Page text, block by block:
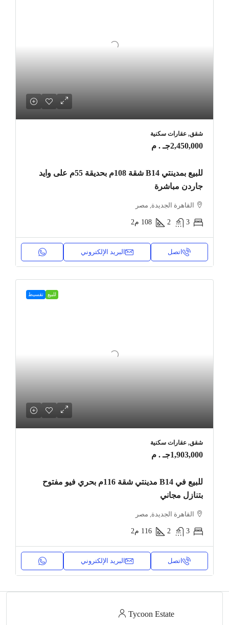
شقق, عقارات سكنية
2,450,000جـ . م
للبيع بمدينتي B14 شقة 108م بحديقة 55م على وايد
جاردن مباشرة
القاهرة الجديدة, مصر
3
2
108 م2
اتصل البريد الإلكتروني
للبيع تقسيط
شقق, عقارات سكنية
1,903,000جـ . م
للبيع في B14 مدينتي شقة 116م بحري فيو مفتوح
بتنازل مجاني
القاهرة الجديدة, مصر
3
2
116 م2
اتصل البريد الإلكتروني
Tycoon Estate